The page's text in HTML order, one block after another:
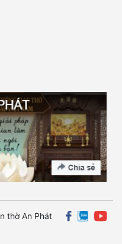
thờ An Phát